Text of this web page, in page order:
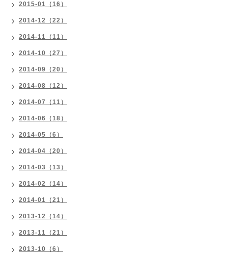
2015-01（16）
2014-12（22）
2014-11（11）
2014-10（27）
2014-09（20）
2014-08（12）
2014-07（11）
2014-06（18）
2014-05（6）
2014-04（20）
2014-03（13）
2014-02（14）
2014-01（21）
2013-12（14）
2013-11（21）
2013-10（6）